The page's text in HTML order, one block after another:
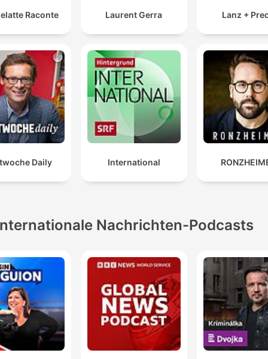
Raconte Laurent Gerra Lanz +
Daily International
Nachrichten-Podcasts